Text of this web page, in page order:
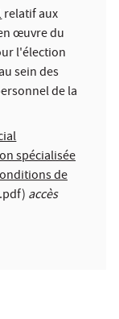
relatif aux
œuvre du
l'élection
sein des
de la
spécialisée
de
accès